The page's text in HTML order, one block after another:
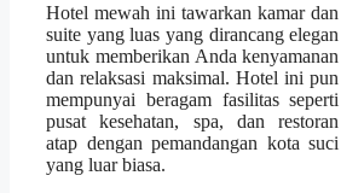
Hotel mewah ini tawarkan kamar dan
suite yang luas yang dirancang elegan
untuk memberikan Anda kenyamanan
dan relaksasi maksimal. Hotel ini pun
mempunyai beragam fasilitas seperti
pusat kesehatan, spa, dan restoran
atap dengan pemandangan kota suci
yang luar biasa.